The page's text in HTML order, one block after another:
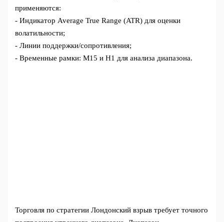
применяются:
- Индикатор Average True Range (ATR) для оценки
волатильности;
- Линии поддержки/сопротивления;
- Временные рамки: M15 и H1 для анализа диапазона.
Торговля по стратегии Лондонский взрыв требует точного